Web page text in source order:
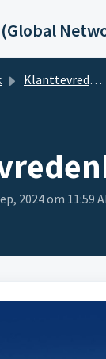
(Global
Klanttevredenheid & -feedback, klachten, bezwaren
2024 om 11:59